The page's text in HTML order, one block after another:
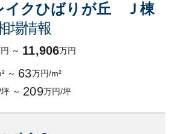
イクひばりが丘 Ｊ棟
場情報
～ 11,906万円
～ 63万円/m²
～ 209万円/坪